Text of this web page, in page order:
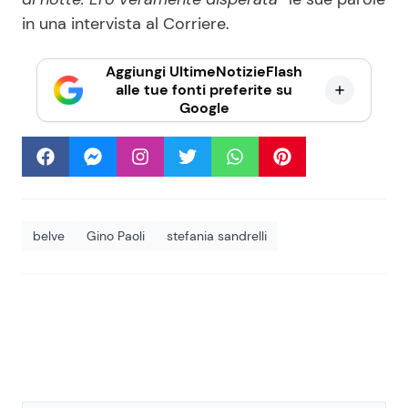
in una intervista al Corriere.
Aggiungi UltimeNotizieFlash
alle tue fonti preferite su
Google
belve Gino Paoli stefania sandrelli